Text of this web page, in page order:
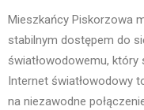
Mieszkańcy Piskorzowa
stabilnym dostępem do
światłowodowemu, który
Internet światłowodowy
na niezawodne